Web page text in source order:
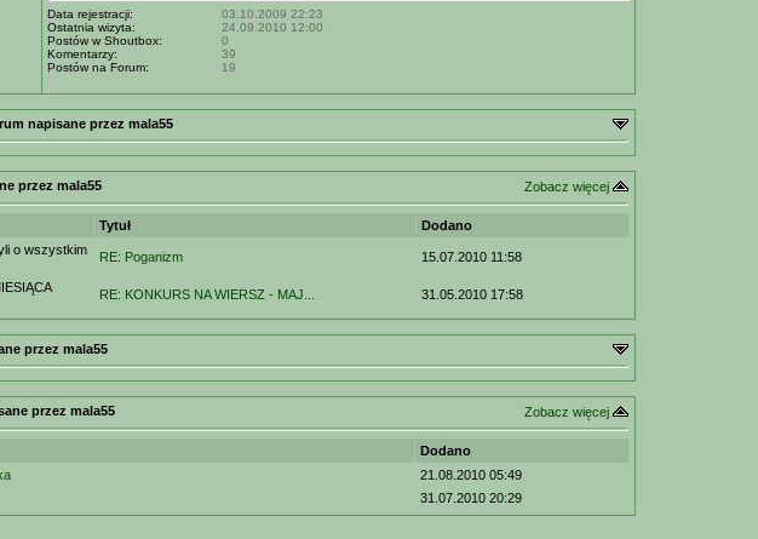
Data rejestracji:
03.10.2009 22:23
Ostatnia wizyta:
24.09.2010 12:00
Postów w Shoutbox:
0
Komentarzy:
39
Postów na Forum:
19
napisane przez mala55
przez mala55 Zobacz więcej
Tytuł
Dodano
o wszystkim
RE: Poganizm 15.07.2010 11:58
RE: KONKURS NA WIERSZ - MAJ... 31.05.2010 17:58
przez mala55
przez mala55 Zobacz więcej
Dodano
21.08.2010 05:49
31.07.2010 20:29